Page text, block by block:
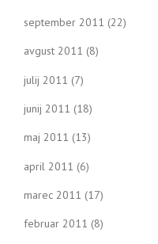
september 2011 (22)
avgust 2011 (8)
julij 2011 (7)
junij 2011 (18)
maj 2011 (13)
april 2011 (6)
marec 2011 (17)
februar 2011 (8)